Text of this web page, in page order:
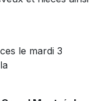
le mardi 3